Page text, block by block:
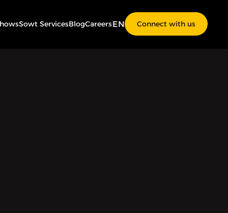
Sowt ServicesBlogCareersEN Connect with us